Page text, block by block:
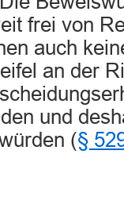
frei von
auch
an der
und
(§